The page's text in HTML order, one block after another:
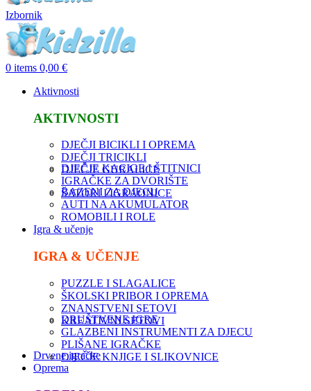
Izbornik
0 items 0,00 €
Aktivnosti
AKTIVNOSTI
DJEČJI BICIKLI I OPREMA
DJEČJI TRICIKLI
DJEČJE GURALICE
DJEČJE KACIGE I ŠTITNICI
IGRAČKE ZA DVORIŠTE
ŠATORI I IGRAONICE
BAZENI ZA DJECU
AUTI NA AKUMULATOR
ROMOBILI I ROLE
Igra & učenje
IGRA & UČENJE
PUZZLE I SLAGALICE
ŠKOLSKI PRIBOR I OPREMA
ZNANSTVENI SETOVI
KREATIVNI SETOVI
DRUŠTVENE IGRE
GLAZBENI INSTRUMENTI ZA DJECU
PLIŠANE IGRAČKE
DJEČJE KNJIGE I SLIKOVNICE
Drvene igračke
Oprema